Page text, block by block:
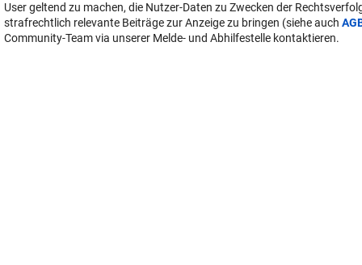
User geltend zu machen, die Nutzer-Daten zu Zwecken der
strafrechtlich relevante Beiträge zur Anzeige zu bringen (siehe auch
Community-Team via unserer Melde- und Abhilfestelle kontaktieren.